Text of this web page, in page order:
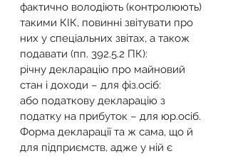
фактично володіють (контролюють)
такими КІК, повинні звітувати про
них у спеціальних звітах, а також
подавати (пп. 392.5.2 ПК):
річну декларацію про майновий
стан і доходи – для фіз.осіб:
або податкову декларацію з
податку на прибуток – для юр.осіб.
Форма декларації та ж сама, що й
для підприємств, адже у ній є